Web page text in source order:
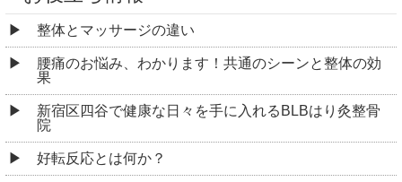
整体とマッサージの違い
腰痛のお悩み、わかります！共通のシーンと整体の効
果
新宿区四谷で健康な日々を手に入れるBLBはり灸整骨
院
好転反応とは何か？